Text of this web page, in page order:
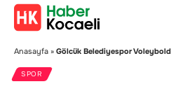
Anasayfa » Gölcük Belediyespor
SPOR